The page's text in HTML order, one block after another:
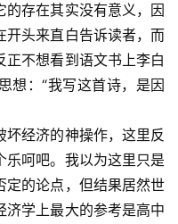
存在其实没有意义，因
开头来直白告诉读者，而
正不想看到语文书上李白
想：“我写这首诗，是因
坏经济的神操作，这里反
乐呵吧。我以为这里只是
定的论点，但结果居然世
济学上最大的参考是高中